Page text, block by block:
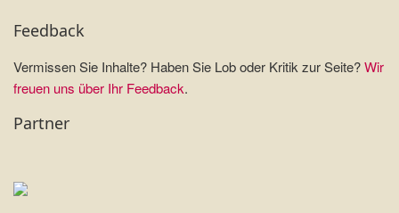
Feedback
Vermissen Sie Inhalte? Haben Sie Lob oder Kritik zur Seite?Wir
freuen uns über Ihr Feedback.
Partner